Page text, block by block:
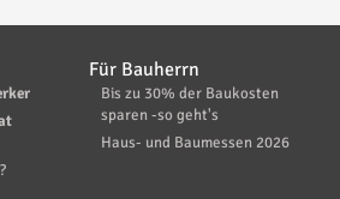
Für Bauherrn
Bis zu 30% der Baukosten
sparen -so geht's
Haus- und Baumessen 2026